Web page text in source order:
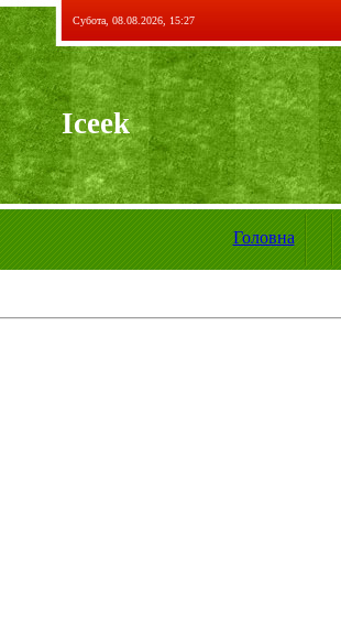
Субота, 08.08.2026, 15:27
Iceek
Головна